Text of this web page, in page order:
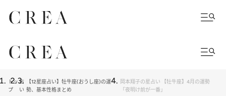
トッ
プ
占
い
【12星座占い】牡牛座(おうし座)の運
勢、基本性格まとめ
岡本翔子の星占い 【牡牛座】4月の運勢
「夜明け前が一番」